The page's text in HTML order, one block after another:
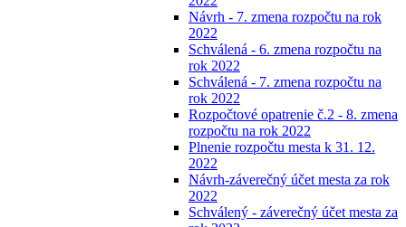
Návrh - 7. zmena rozpočtu na rok
2022
Schválená - 6. zmena rozpočtu na
rok 2022
Schválená - 7. zmena rozpočtu na
rok 2022
Rozpočtové opatrenie č.2 - 8. zmena
rozpočtu na rok 2022
Plnenie rozpočtu mesta k 31. 12.
2022
Návrh-záverečný účet mesta za rok
2022
Schválený - záverečný účet mesta za